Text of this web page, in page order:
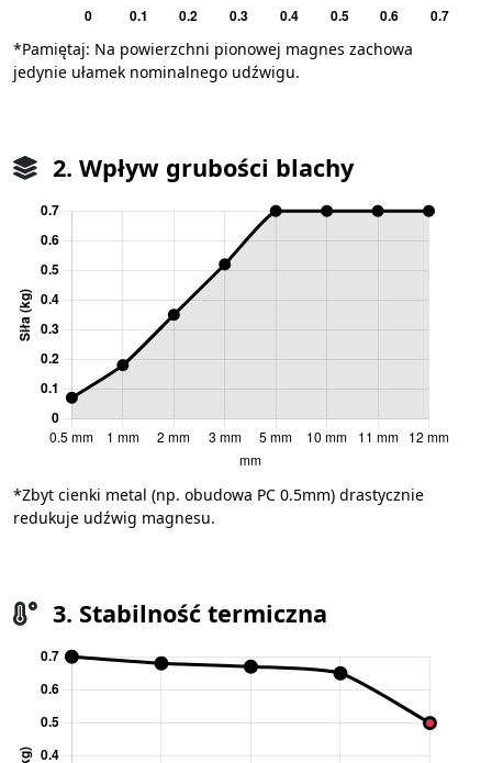
*Pamiętaj: Na powierzchni pionowej magnes zachowa
jedynie ułamek nominalnego udźwigu.
2. Wpływ grubości blachy
*Zbyt cienki metal (np. obudowa PC 0.5mm) drastycznie
redukuje udźwig magnesu.
3. Stabilność termiczna